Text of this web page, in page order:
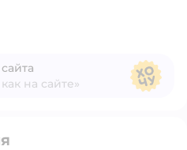
на сайте»